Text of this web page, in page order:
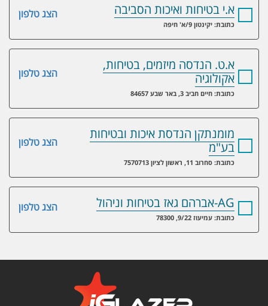
הצג טלפון א.י בטיחות ואיכות הסביבה
כתובת: יקינטון 9/א' חיפה
הצג טלפון
א.ט. הנדסה מיזמים, בטיחות,
אקולוגיה
כתובת: חיים חביב 3, באר שבע 84657
הצג טלפון
מומנתקן הנדסת איכות ובטיחות
בע"מ
כתובת: סחרוב 11, ראשון לציון 7570713
הצג טלפון AG-אברהם גאז בטיחות וניהול
כתובת: עמיעוז 9/22, 78300